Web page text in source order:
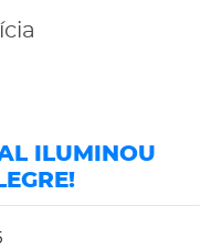
ILUMINOU